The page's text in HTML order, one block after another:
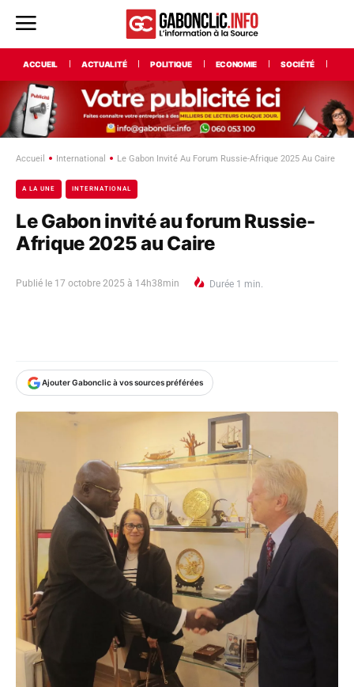
ACCUEIL ACTUALITÉ POLITIQUE ECONOMIE SOCIÉTÉ
Accueil International Le Gabon Invité Au Forum Russie-Afrique 2025 Au Caire
A LA UNE INTERNATIONAL
Le Gabon invité au forum Russie-
Afrique 2025 au Caire
Publié le 17 octobre 2025 à 14h38min Durée 1 min.
Ajouter Gabonclic à vos sources préférées